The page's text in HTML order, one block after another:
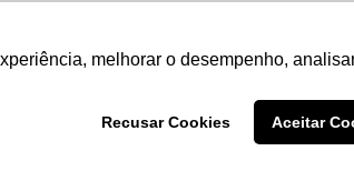
melhorar o desempenho,
Recusar Cookies Aceitar
ganhar